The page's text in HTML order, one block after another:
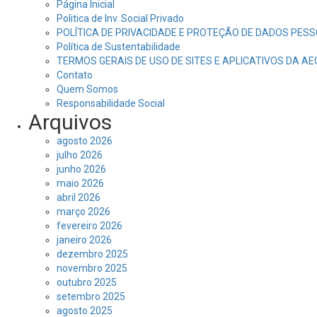
Página Inicial
Politica de Inv. Social Privado
POLÍTICA DE PRIVACIDADE E PROTEÇÃO DE DADOS
Política de Sustentabilidade
TERMOS GERAIS DE USO DE SITES E APLICATIVOS DA
Contato
Quem Somos
Responsabilidade Social
Arquivos
agosto 2026
julho 2026
junho 2026
maio 2026
abril 2026
março 2026
fevereiro 2026
janeiro 2026
dezembro 2025
novembro 2025
outubro 2025
setembro 2025
agosto 2025